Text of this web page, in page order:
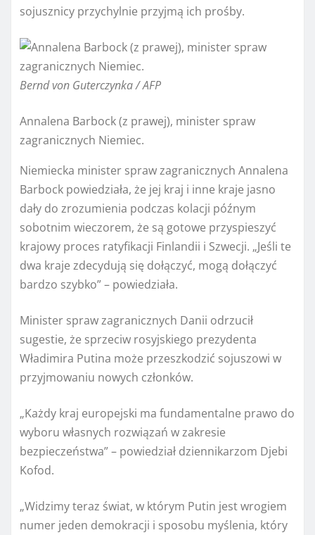
sojusznicy przychylnie przyjmą ich prośby.
Bernd von Guterczynka / AFP
Annalena Barbock (z prawej), minister spraw
zagranicznych Niemiec.
Niemiecka minister spraw zagranicznych Annalena
Barbock powiedziała, że ​​jej kraj i inne kraje jasno
dały do ​​zrozumienia podczas kolacji późnym
sobotnim wieczorem, że są gotowe przyspieszyć
krajowy proces ratyfikacji Finlandii i Szwecji. „Jeśli te
dwa kraje zdecydują się dołączyć, mogą dołączyć
bardzo szybko” – powiedziała.
Minister spraw zagranicznych Danii odrzucił
sugestie, że sprzeciw rosyjskiego prezydenta
Władimira Putina może przeszkodzić sojuszowi w
przyjmowaniu nowych członków.
„Każdy kraj europejski ma fundamentalne prawo do
wyboru własnych rozwiązań w zakresie
bezpieczeństwa” – powiedział dziennikarzom Djebi
Kofod.
„Widzimy teraz świat, w którym Putin jest wrogiem
numer jeden demokracji i sposobu myślenia, który